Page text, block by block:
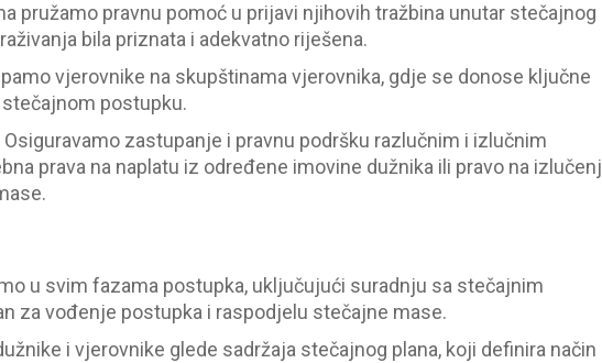
pružamo pravnu pomoć u prijavi njihovih tražbina unutar stečajnog
bila priznata i adekvatno riješena.
vjerovnike na skupštinama vjerovnika, gdje se donose ključne
postupku.
Osiguravamo zastupanje i pravnu podršku razlučnim i izlučnim
prava na naplatu iz određene imovine dužnika ili pravo na
u svim fazama postupka, uključujući suradnju sa stečajnim
za vođenje postupka i raspodjelu stečajne mase.
i vjerovnike glede sadržaja stečajnog plana, koji definira način